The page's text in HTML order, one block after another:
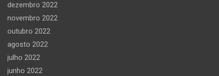
dezembro 2022
novembro 2022
outubro 2022
agosto 2022
julho 2022
junho 2022